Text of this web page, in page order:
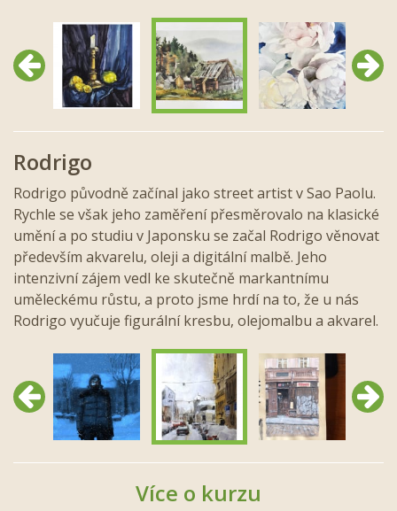
Předchozí Další
Rodrigo
Rodrigo původně začínal jako street artist v Sao Paolu.
Rychle se však jeho zaměření přesměrovalo na klasické
umění a po studiu v Japonsku se začal Rodrigo věnovat
především akvarelu, oleji a digitální malbě. Jeho
intenzivní zájem vedl ke skutečně markantnímu
uměleckému růstu, a proto jsme hrdí na to, že u nás
Rodrigo vyučuje figurální kresbu, olejomalbu a akvarel.
Předchozí Další
Více o kurzu